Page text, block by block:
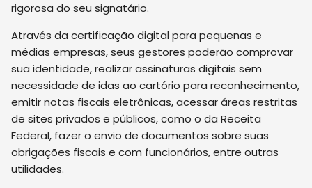
rigorosa do seu signatário.
Através da certificação digital para pequenas e
médias empresas, seus gestores poderão comprovar
sua identidade, realizar assinaturas digitais sem
necessidade de idas ao cartório para reconhecimento,
emitir notas fiscais eletrônicas, acessar áreas restritas
de sites privados e públicos, como o da Receita
Federal, fazer o envio de documentos sobre suas
obrigações fiscais e com funcionários, entre outras
utilidades.